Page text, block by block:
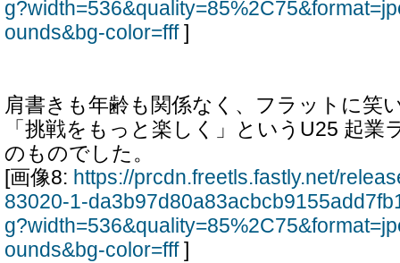
ounds&bg-color=fff]
肩書きも年齢も関係なく、フラットに笑
「挑戦をもっと楽しく」というU25 起業
のものでした。
[画像8: https://prcdn.freetls.fastly.net/
83020-1-
ounds&bg-color=fff]